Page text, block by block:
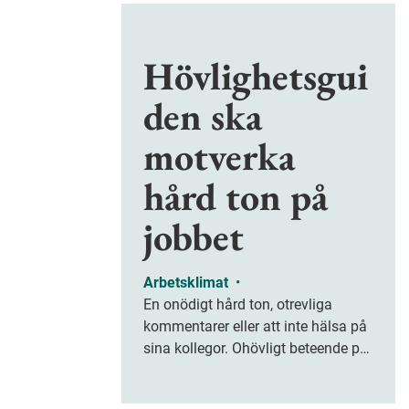
Hövlighetsgui
den ska
motverka
hård ton på
jobbet
Arbetsklimat •
En onödigt hård ton, otrevliga
kommentarer eller att inte hälsa på
sina kollegor. Ohövligt beteende på